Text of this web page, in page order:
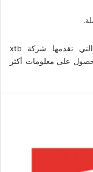
في هذا المقال قمنا بتقيم الخدمات المختلفة التي تقدمها شركة xtb
على معلومات أكثر